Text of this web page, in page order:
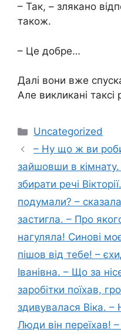
– Так, – злякано
також.
– Це добре…
Далі вони вже
Але викликані таксі
Категорії
Uncategorized
– Ну що ж ви
зайшовши в
збирати речі
подумали? – сказала
застигла. – Про
нагуляла! Синові
пішов від тебе! –
Іванівна. – Що за
заробітки поїхав,
здивувалася Віка. –
Люди він переїхав!